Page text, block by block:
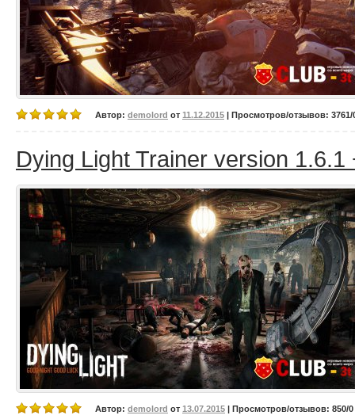
Автор: demolord от 11.12.2015 | Просмотров/отзывов: 3761/
Dying Light Trainer version 1.6.1
Автор: demolord от 13.07.2015 | Просмотров/отзывов: 850/0